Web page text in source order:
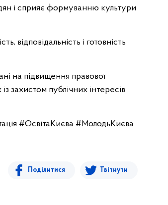
і сприяє формуванню культури
відповідальність і готовність
на підвищення правової
захистом публічних інтересів
#ОсвітаКиєва #МолодьКиєва
Поділитися Твітнути